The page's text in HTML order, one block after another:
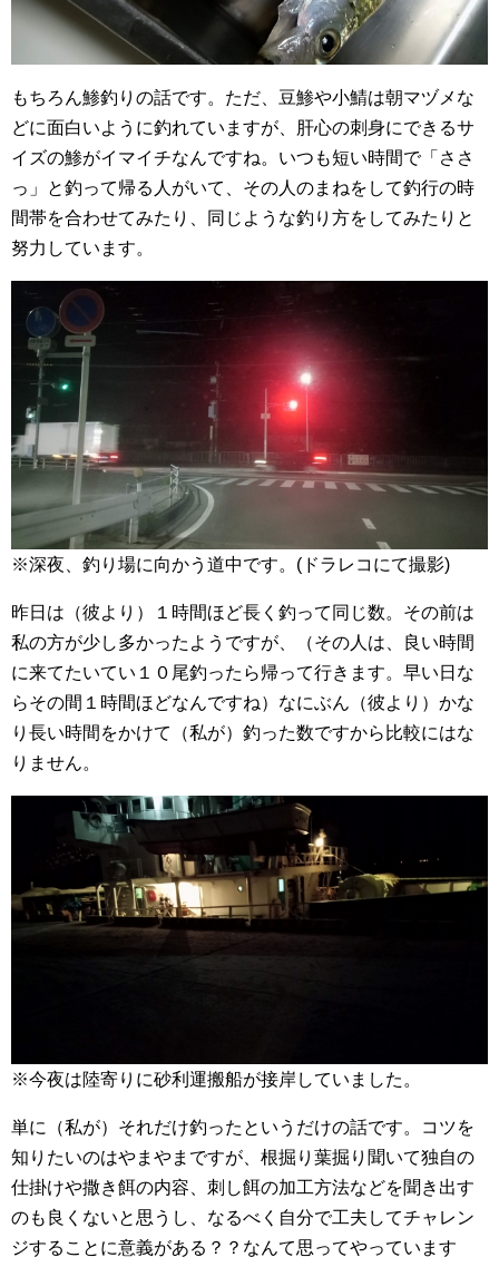
もちろん鯵釣りの話です。ただ、豆鯵や小鯖は朝マヅメな
どに面白いように釣れていますが、肝心の刺身にできるサ
イズの鯵がイマイチなんですね。いつも短い時間で「ささ
っ」と釣って帰る人がいて、その人のまねをして釣行の時
間帯を合わせてみたり、同じような釣り方をしてみたりと
努力しています。
※深夜、釣り場に向かう道中です。(ドラレコにて撮影)
昨日は（彼より）１時間ほど長く釣って同じ数。その前は
私の方が少し多かったようですが、（その人は、良い時間
に来てたいてい１０尾釣ったら帰って行きます。早い日な
らその間１時間ほどなんですね）なにぶん（彼より）かな
り長い時間をかけて（私が）釣った数ですから比較にはな
りません。
※今夜は陸寄りに砂利運搬船が接岸していました。
単に（私が）それだけ釣ったというだけの話です。コツを
知りたいのはやまやまですが、根掘り葉掘り聞いて独自の
仕掛けや撒き餌の内容、刺し餌の加工方法などを聞き出す
のも良くないと思うし、なるべく自分で工夫してチャレン
ジすることに意義がある？？なんて思ってやっています